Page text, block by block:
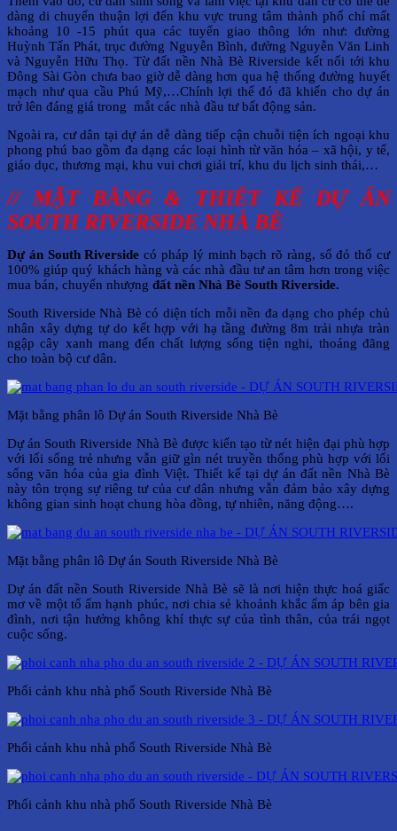
dàng di chuyển thuận lợi đến khu vực trung tâm thành phố chỉ mất
khoảng 10 -15 phút qua các tuyến giao thông lớn như: đường
Huỳnh Tấn Phát, trục đường Nguyễn Bình, đường Nguyễn Văn Linh
và Nguyễn Hữu Thọ. Từ đất nền Nhà Bè Riverside kết nối tới khu
Đông Sài Gòn chưa bao giờ dễ dàng hơn qua hệ thống đường huyết
mạch như qua cầu Phú Mỹ,…Chính lợi thế đó đã khiến cho dự án
trở lên đáng giá trong mắt các nhà đầu tư bất động sản.
Ngoài ra, cư dân tại dự án dễ dàng tiếp cận chuỗi tiện ích ngoại khu
phong phú bao gồm đa dạng các loại hình từ văn hóa – xã hội, y tế,
giáo dục, thương mại, khu vui chơi giải trí, khu du lịch sinh thái,…
// MẶT BẰNG & THIẾT KẾ DỰ ÁN
SOUTH RIVERSIDE NHÀ BÈ
Dự án South Riversidecó pháp lý minh bạch rõ ràng, sổ đỏ thổ cư
100% giúp quý khách hàng và các nhà đầu tư an tâm hơn trong việc
mua bán, chuyển nhượng đất nền Nhà Bè South Riverside.
South Riverside Nhà Bè có diện tích mỗi nền đa dạng cho phép chủ
nhân xây dựng tự do kết hợp với hạ tầng đường 8m trải nhựa tràn
ngập cây xanh mang đến chất lượng sống tiện nghi, thoáng đãng
cho toàn bộ cư dân.
Mặt bằng phân lô Dự án South Riverside Nhà Bè
Dự án South Riverside Nhà Bè được kiến tạo từ nét hiện đại phù hợp
với lối sống trẻ nhưng vẫn giữ gìn nét truyền thống phù hợp với lối
sống văn hóa của gia đình Việt. Thiết kế tại dự án đất nền Nhà Bè
này tôn trọng sự riêng tư của cư dân nhưng vẫn đảm bảo xây dựng
không gian sinh hoạt chung hòa đồng, tự nhiên, năng động….
Mặt bằng phân lô Dự án South Riverside Nhà Bè
Dự án đất nền South Riverside Nhà Bè sẽ là nơi hiện thực hoá giấc
mơ về một tổ ấm hạnh phúc, nơi chia sẻ khoảnh khắc ấm áp bên gia
đình, nơi tận hưởng không khí thực sự của tình thân, của trái ngọt
cuộc sống.
Phối cảnh khu nhà phố South Riverside Nhà Bè
Phối cảnh khu nhà phố South Riverside Nhà Bè
Phối cảnh khu nhà phố South Riverside Nhà Bè